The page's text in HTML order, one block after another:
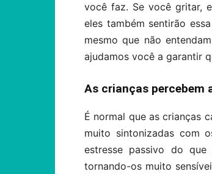
você faz. Se você gritar,
eles também sentirão
mesmo que não
ajudamos você a garantir
As crianças percebem
É normal que as crianças
muito sintonizadas com
estresse passivo do que
tornando-os muito